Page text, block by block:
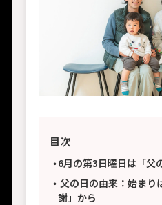
目次
6月の第3日曜日は「父
父の日の由来：始まり
謝」から